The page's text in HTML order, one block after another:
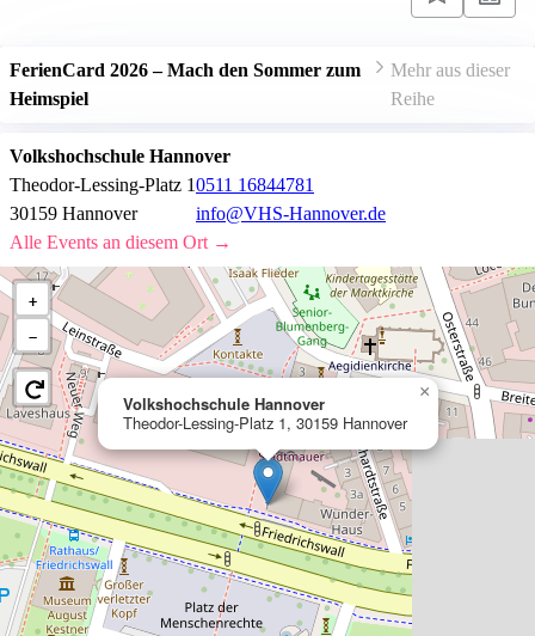
FerienCard 2026 – Mach den Sommer zum
Heimspiel
Mehr aus dieser
Reihe
Volkshochschule Hannover
Theodor-Lessing-Platz 1
30159 Hannover
0511 16844781
info@VHS-Hannover.de
Alle Events an diesem Ort →
Volkshochschule Hannover
Theodor-Lessing-Platz 1, 30159 Hannover
×
+
−